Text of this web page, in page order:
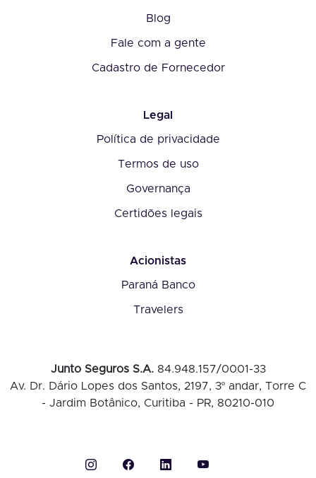
Blog
Fale com a gente
Cadastro de Fornecedor
Legal
Política de privacidade
Termos de uso
Governança
Certidões legais
Acionistas
Paraná Banco
Travelers
Junto Seguros S.A. 84.948.157/0001-33
Av. Dr. Dário Lopes dos Santos, 2197, 3º andar, Torre C
- Jardim Botânico, Curitiba - PR, 80210-010